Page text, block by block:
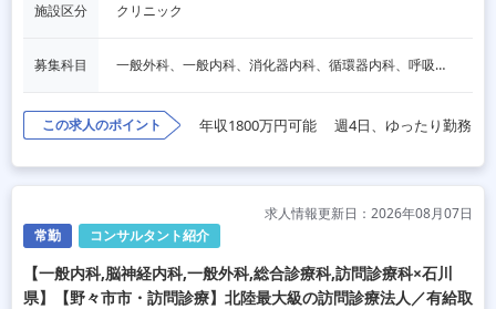
施設区分 クリニック
募集科目 一般外科、一般内科、消化器内科、循環器内科、呼吸器内科、血液内科、脳神経内科、内分泌内科、老人内科、消化器外科、その他
この求人のポイント 年収1800万円可能 週4日、ゆったり勤務
常勤 コンサルタント紹介
求人情報更新日：2026年08月07日
【一般内科,脳神経内科,一般外科,総合診療科,訪問診療科×石川
県】【野々市市・訪問診療】北陸最大級の訪問診療法人／有給取